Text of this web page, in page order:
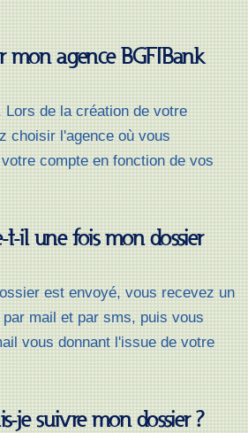
mon agence BGFIBank
de la création de votre
choisir l'agence où vous
compte en fonction de vos
t-il une fois mon dossier
est envoyé, vous recevez un
mail et par sms, puis vous
vous donnant l'issue de votre
je suivre mon dossier ?